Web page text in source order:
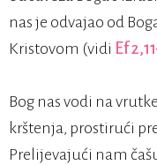
nas je odvajao od
Kristovom (vidi Ef
Bog nas vodi na
krštenja, prostirući
Prelijevajući nam